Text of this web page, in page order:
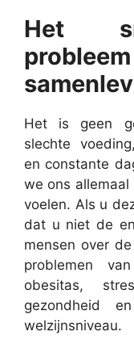
Het
Het is geen
slechte
en constante
we ons
voelen. Als u
dat u niet de
mensen over
problemen
obesitas,
gezondheid
welzijnsniveau.